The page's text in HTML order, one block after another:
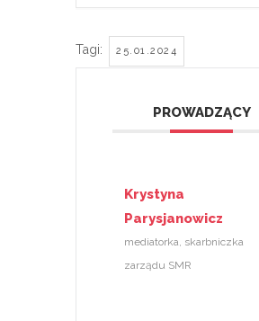
Tagi: 25.01.2024
PROWADZĄCY
Krystyna
Parysjanowicz
mediatorka, skarbniczka
zarządu SMR